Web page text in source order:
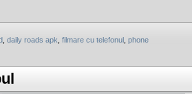
daily roads apk filmare cu telefonul phone